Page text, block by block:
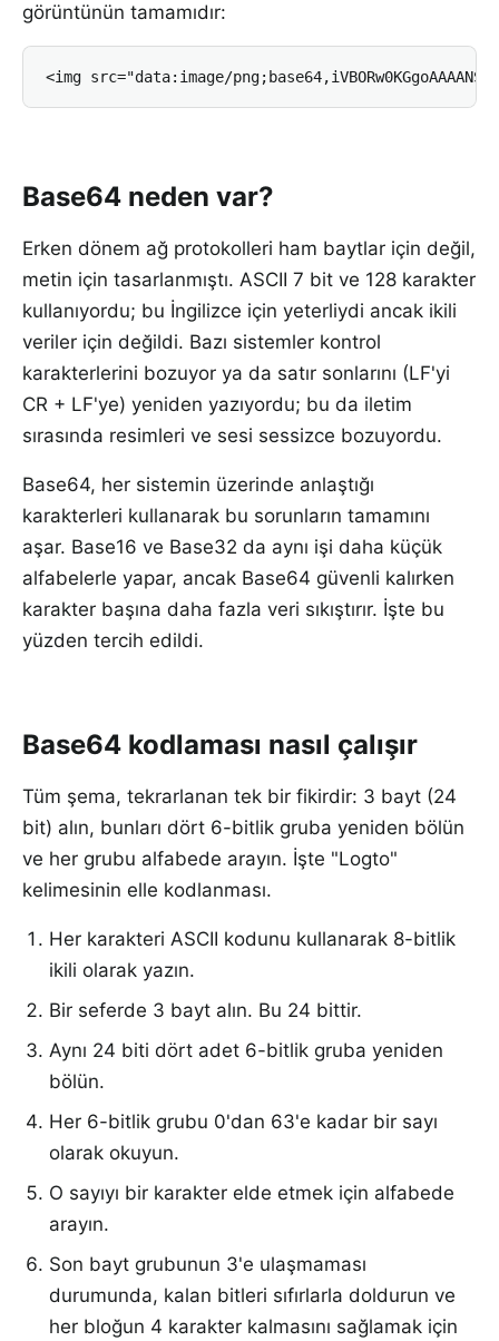
görüntünün tamamıdır:
<img src="data:image/
Base64 neden var?
Erken dönem ağ protokolleri ham baytlar için değil,
metin için tasarlanmıştı. ASCII 7 bit ve 128 karakter
kullanıyordu; bu İngilizce için yeterliydi ancak ikili
veriler için değildi. Bazı sistemler kontrol
karakterlerini bozuyor ya da satır sonlarını (LF'yi
CR + LF'ye) yeniden yazıyordu; bu da iletim
sırasında resimleri ve sesi sessizce bozuyordu.
Base64, her sistemin üzerinde anlaştığı
karakterleri kullanarak bu sorunların tamamını
aşar. Base16 ve Base32 da aynı işi daha küçük
alfabelerle yapar, ancak Base64 güvenli kalırken
karakter başına daha fazla veri sıkıştırır. İşte bu
yüzden tercih edildi.
Base64 kodlaması nasıl çalışır
Tüm şema, tekrarlanan tek bir fikirdir: 3 bayt (24
bit) alın, bunları dört 6-bitlik gruba yeniden bölün
ve her grubu alfabede arayın. İşte "Logto"
kelimesinin elle kodlanması.
Her karakteri ASCII kodunu kullanarak 8-bitlik
ikili olarak yazın.
Bir seferde 3 bayt alın. Bu 24 bittir.
Aynı 24 biti dört adet 6-bitlik gruba yeniden
bölün.
Her 6-bitlik grubu 0'dan 63'e kadar bir sayı
olarak okuyun.
O sayıyı bir karakter elde etmek için alfabede
arayın.
Son bayt grubunun 3'e ulaşmaması
durumunda, kalan bitleri sıfırlarla doldurun ve
her bloğun 4 karakter kalmasını sağlamak için